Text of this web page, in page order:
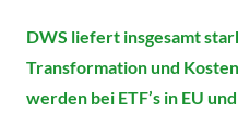
DWS liefert insgesamt
Transformation und
werden bei ETF’s in EU